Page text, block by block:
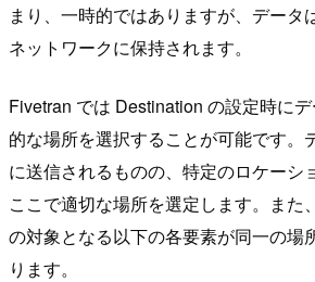
まり、一時的ではありますが、データ
ネットワークに保持されます。
Fivetran では Destination の設定時に
的な場所を選択することが可能です。
に送信されるものの、特定のロケーシ
ここで適切な場所を選定します。また
の対象となる以下の各要素が同一の場
ります。